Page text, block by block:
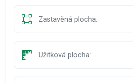
Zastavěná plocha:
Užitková plocha: